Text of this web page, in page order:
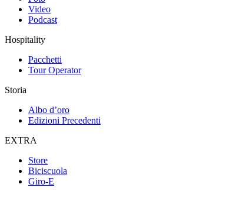
Video
Podcast
Hospitality
Pacchetti
Tour Operator
Storia
Albo d’oro
Edizioni Precedenti
EXTRA
Store
Biciscuola
Giro-E